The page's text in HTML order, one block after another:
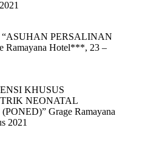
PERSALINAN
Ramayana Hotel***, 23 –
KHUSUS
NEONATAL
Grage Ramayana
2021